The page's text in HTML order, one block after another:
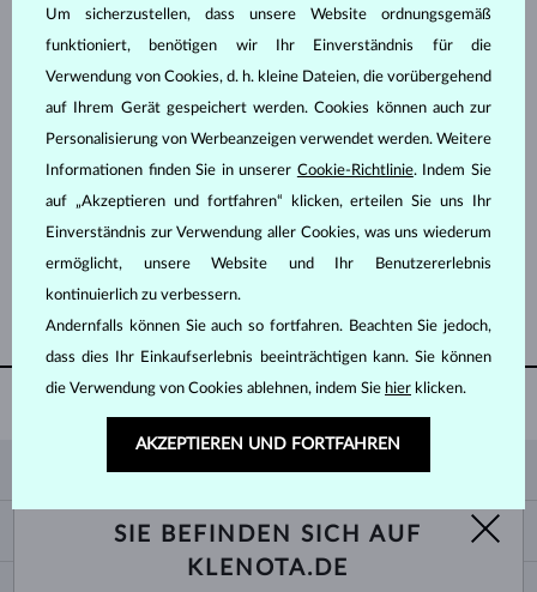
DIAMANT & DIAMANTEN
AUF LAGER
1 231 €
DIAMANT
AUF LAGER
60 TAGE
RÜCKGABERECHT
SHOWROOM
ZAHLUNG UND VERSAND
Um sicherzustellen, dass unsere Website ordnungsgemäß
funktioniert, benötigen wir Ihr Einverständnis für die
Verwendung von Cookies, d. h. kleine Dateien, die vorübergehend
auf Ihrem Gerät gespeichert werden. Cookies können auch zur
Personalisierung von Werbeanzeigen verwendet werden. Weitere
Informationen finden Sie in unserer Cookie-Richtlinie. Indem Sie
auf „Akzeptieren und fortfahren“ klicken, erteilen Sie uns Ihr
Einverständnis zur Verwendung aller Cookies, was uns wiederum
ermöglicht, unsere Website und Ihr Benutzererlebnis
kontinuierlich zu verbessern.
Andernfalls können Sie auch so fortfahren. Beachten Sie jedoch,
dass dies Ihr Einkaufserlebnis beeinträchtigen kann. Sie können
die Verwendung von Cookies ablehnen, indem Sie hier klicken.
AKZEPTIEREN UND FORTFAHREN
SIE BEFINDEN SICH AUF
KLENOTA.DE